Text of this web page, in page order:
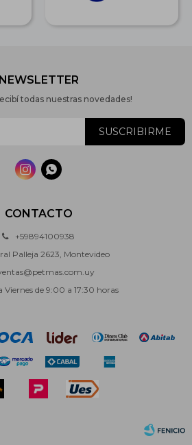
CONTACTO
+59894100938
Palleja 2623, Montevideo
Viernes de 9:00 a 17:30 horas
NEWSLETTER
todas nuestras novedades!
SUSCRIBIRME
 